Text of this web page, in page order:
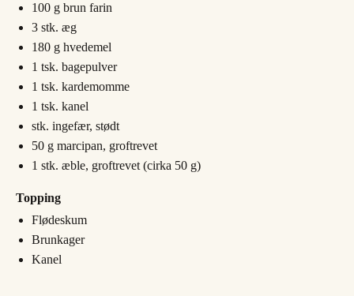
100 g brun farin
3 stk. æg
180 g hvedemel
1 tsk. bagepulver
1 tsk. kardemomme
1 tsk. kanel
stk. ingefær, stødt
50 g marcipan, groftrevet
1 stk. æble, groftrevet (cirka 50 g)
Topping
Flødeskum
Brunkager
Kanel